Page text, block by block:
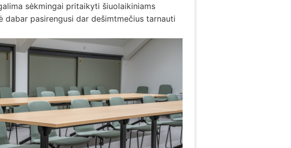
sėkmingai pritaikyti šiuolaikiniams
pasirengusi dar dešimtmečius tarnauti